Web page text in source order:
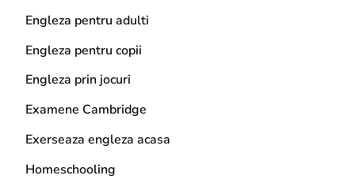
Engleza pentru adulti
Engleza pentru copii
Engleza prin jocuri
Examene Cambridge
Exerseaza engleza acasa
Homeschooling